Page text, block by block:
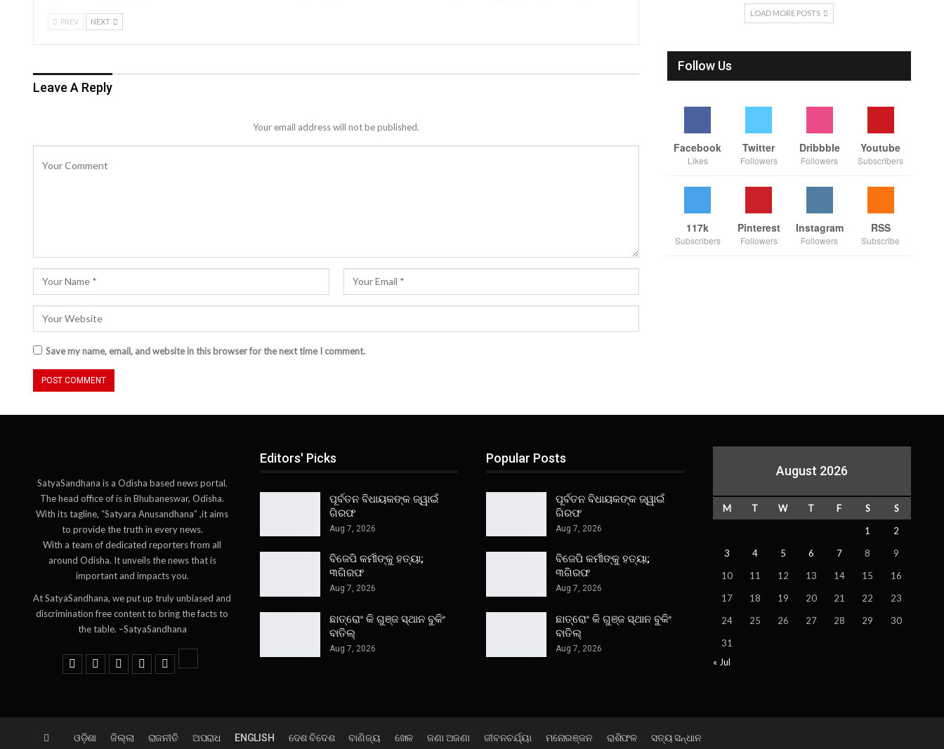
PREV NEXT
Leave A Reply
Your email address will not be published.
Save my name, email, and website in this browser for the next time I comment.
LOAD MORE POSTS
Follow Us
Facebook
Likes
Twitter
Followers
Dribbble
Followers
Youtube
Subscribers
117k
Subscribers
Pinterest
Followers
Instagram
Followers
RSS
Subscribe
SatyaSandhana is a Odisha based news portal.
The head office of is in Bhubaneswar, Odisha.
With its tagline, “Satyara Anusandhana” ,it aims
to provide the truth in every news.
With a team of dedicated reporters from all
around Odisha. It unveils the news that is
important and impacts you.
At SatyaSandhana, we put up truly unbiased and
discrimination free content to bring the facts to
the table. –SatyaSandhana
Editors' Picks
ପୂର୍ବତନ ବିଧାୟକଙ୍କ ଜ୍ୱାଇଁ
ଗିରଫ
Aug 7, 2026
ବିଜେପି କର୍ମୀଙ୍କୁ ହତ୍ୟା;
୩ଗିରଫ
Aug 7, 2026
ଛାତ୍ରୋଂ କି ଗୁଞ୍ଜ ସ୍ଥାନ ବୁକିଂ
ବାତିଲ୍
Aug 7, 2026
Popular Posts
ପୂର୍ବତନ ବିଧାୟକଙ୍କ ଜ୍ୱାଇଁ
ଗିରଫ
Aug 7, 2026
ବିଜେପି କର୍ମୀଙ୍କୁ ହତ୍ୟା;
୩ଗିରଫ
Aug 7, 2026
ଛାତ୍ରୋଂ କି ଗୁଞ୍ଜ ସ୍ଥାନ ବୁକିଂ
ବାତିଲ୍
Aug 7, 2026
August 2026
M T W T F S
S
1
2
3
4 5 6 7 8
9
10
11 12 13 14 15
16
17
18 19 20 21 22
23
24
25 26 27 28 29
30
31
« Jul
ଓଡ଼ିଶା ଜିଲ୍ଲା ରାଜନୀତି ଅପରାଧ ENGLISH ଦେଶ ବିଦେଶ ବାଣିଜ୍ୟ ଖେଳ ଜଣା ଅଜଣା ଜୀବନଚର୍ଯ୍ୟା ମନୋରଞ୍ଜନ ରାଶିଫଳ ସତ୍ୟ ସନ୍ଧାନ